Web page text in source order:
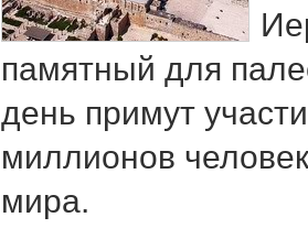
памятный для
день примут
миллионов
мира.